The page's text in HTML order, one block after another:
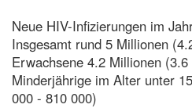
Neue HIV-Infizierungen im
Insgesamt rund 5 Millionen
Erwachsene 4.2 Millionen
Minderjährige im Alter unter
000 - 810 000)